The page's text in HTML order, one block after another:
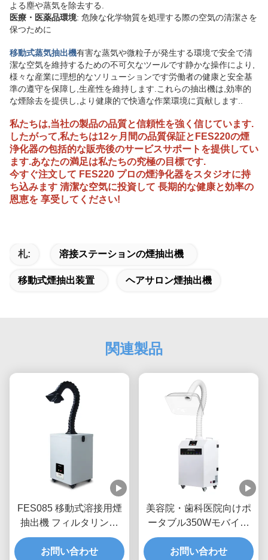
よる塵や蒸気を除去する.
医療・医薬品環境: 危険な化学物質を処理する際の空気の清潔さを
保つために
移動式蒸気抽出機有害な蒸気や微粒子が発生する環境で安全で清
潔な空気を維持するための不可欠なツールです静かな操作により,
様々な産業に理想的なソリューションです労働者の健康と安全基
準の遵守を保障し,生産性を維持します.これらの抽出機は,効率的
な煙除去を提供し,より健康的で快適な作業環境に貢献します..
私たちは,当社の製品の品質と信頼性を強く信じています.
したがって,私たちは12ヶ月間の品質保証とFES220の煙
浄化器の包括的な販売後のサービスサポートを提供してい
ます.あなたの満足は私たちの究極の目標です.
今すぐ注文して FES220 プロの煙浄化器をスタジオに持
ち込みます 清潔な空気に投資して 長期的な健康と効率の
恩恵を 享受してください!
札: 溶接ステーションの煙抽出機
移動式煙抽出装置 ヘアサロン煙抽出機
関連製品
FES085 移動式溶接用煙
抽出機 フィルタリング
99.9% 85W 電力 200m3/h
空気容量 小規模作業場用
お問い合わせ
美容院・歯科医院向けポ
ータブル350Wモバイル
ヒュームエクストラクタ
ー（HEPAフィルター付
お問い合わせ